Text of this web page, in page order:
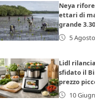
Neya
ettari di
grande
5
Lidl
sfidato il
prezzo
10